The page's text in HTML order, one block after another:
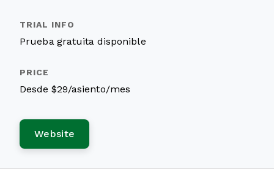
Prueba gratuita disponible
Desde $29/asiento/mes
Website